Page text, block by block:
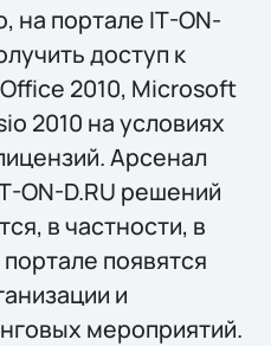
на портале IT-ON-
доступ к
2010, Microsoft
2010 на условиях
Арсенал
ON-D.RU решений
в частности, в
появятся
и
мероприятий.